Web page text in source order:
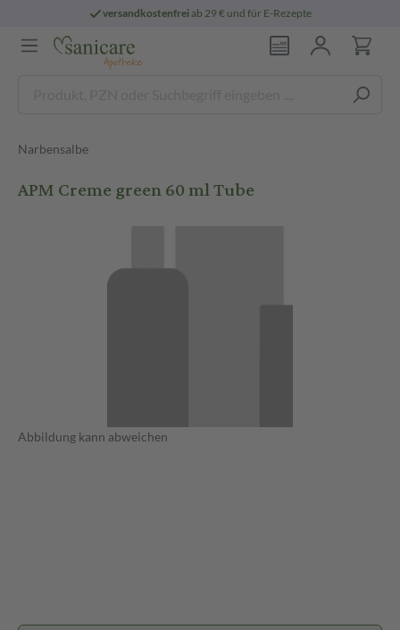
versandkostenfreiab 29 € und für E-Rezepte
Narbensalbe
APM Creme green 60 ml Tube
Abbildung kann abweichen